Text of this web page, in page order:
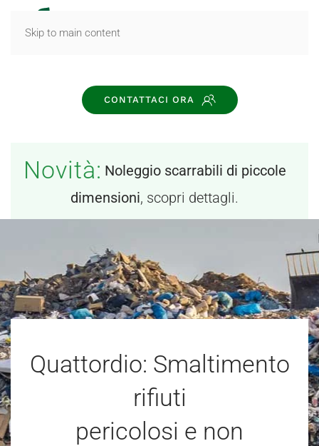
Skip to main content
CONTATTACI ORA
Novità: Noleggio scarrabili di piccole
dimensioni, scopri dettagli.
Quattordio: Smaltimento
rifiuti
pericolosi e non